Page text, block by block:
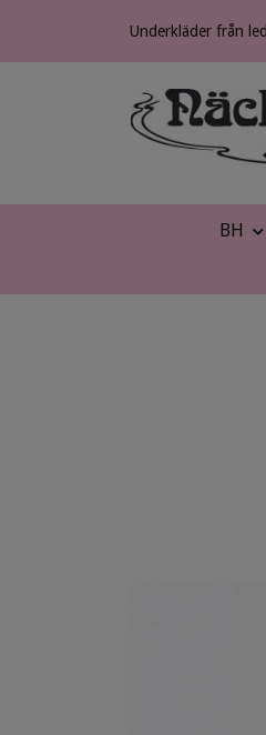
Underkläder från
BH